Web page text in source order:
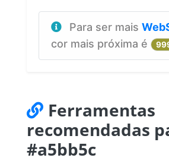
Para ser mais
cor mais próxima é
Ferramentas
recomendadas
#a5bb5c